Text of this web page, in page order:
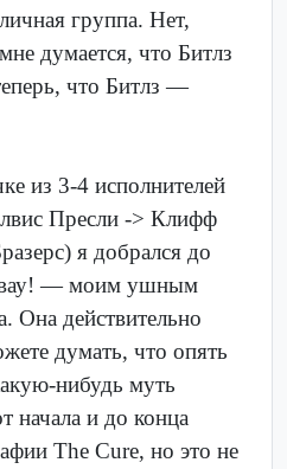
группа. Нет,
думается, что Битлз
что Битлз —
из 3-4 исполнителей
Пресли -> Клифф
я добрался до
— моим ушным
Она действительно
думать, что опять
нибудь муть
начала и до конца
The Cure, но это не